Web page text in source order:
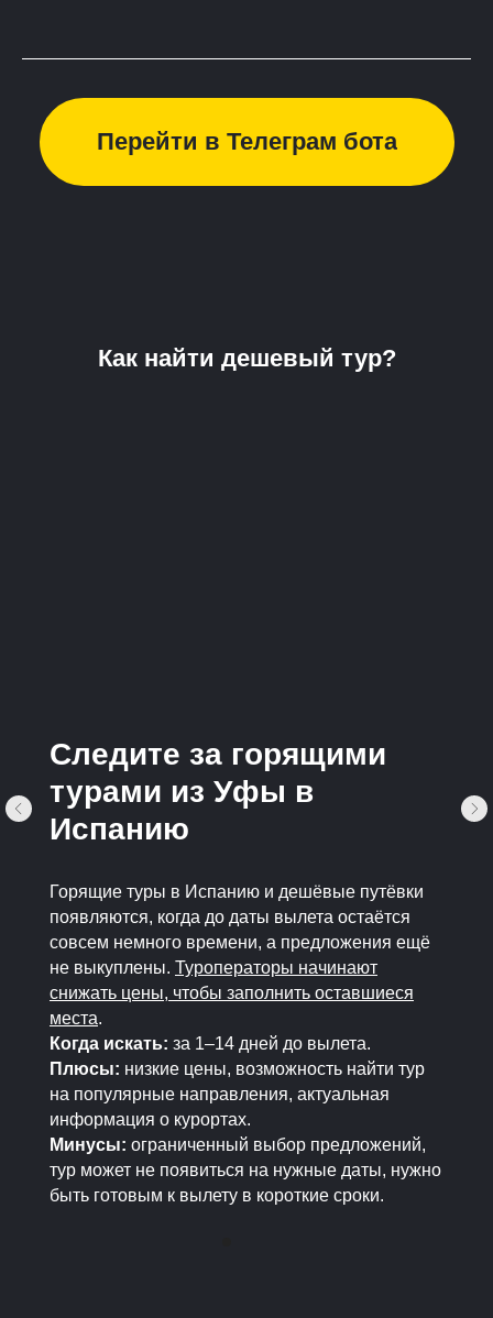
Перейти в Телеграм бота
Как найти дешевый тур?
Следите за горящими
турами из Уфы в
Испанию
Горящие туры в Испанию и дешёвые путёвки
появляются, когда до даты вылета остаётся
совсем немного времени, а предложения ещё
не выкуплены. Туроператоры начинают
снижать цены, чтобы заполнить оставшиеся
места.
Когда искать: за 1–14 дней до вылета.
Плюсы: низкие цены, возможность найти тур
на популярные направления, актуальная
информация о курортах.
Минусы: ограниченный выбор предложений,
тур может не появиться на нужные даты, нужно
быть готовым к вылету в короткие сроки.